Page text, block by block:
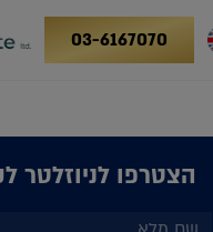
03-6167070
הצטרפו לניוזלטר